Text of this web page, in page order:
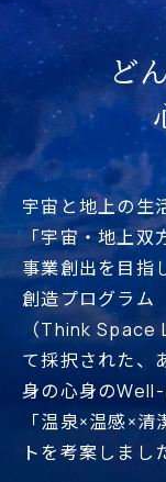
ど
宇宙と地上の生
「宇宙・地上双
事業創出を目指
創造プログラム
（Think Space
て採択された、
身の心身の
「温泉×温感×
トを考案しまし